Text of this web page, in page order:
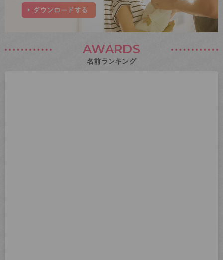
AWARDS
名前ランキング